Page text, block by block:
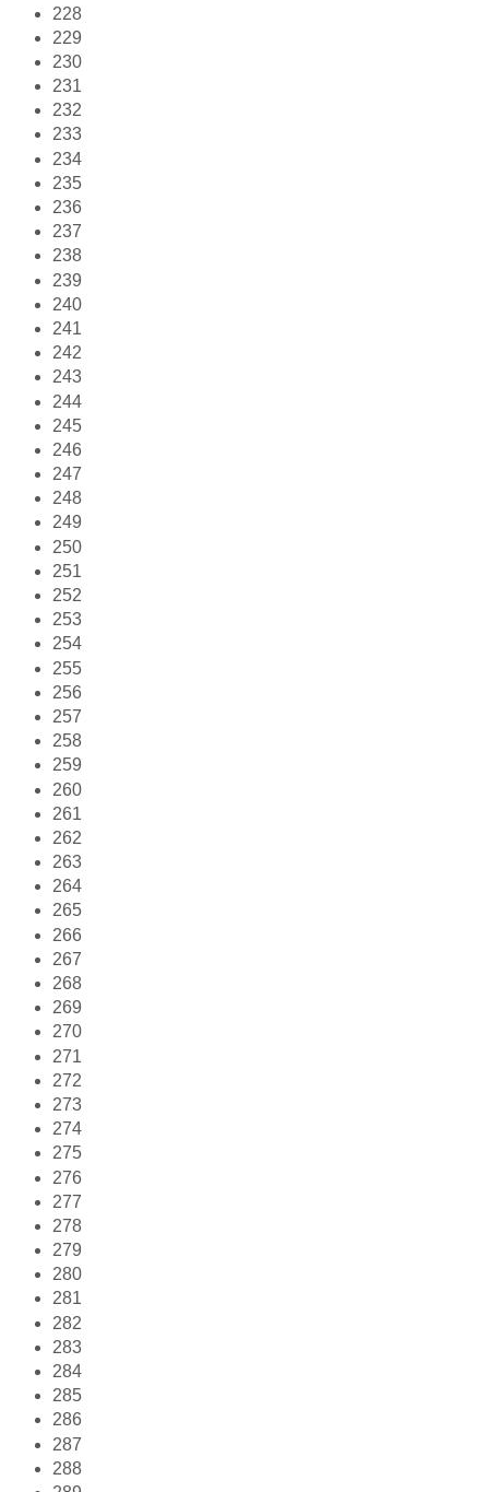
228
229
230
231
232
233
234
235
236
237
238
239
240
241
242
243
244
245
246
247
248
249
250
251
252
253
254
255
256
257
258
259
260
261
262
263
264
265
266
267
268
269
270
271
272
273
274
275
276
277
278
279
280
281
282
283
284
285
286
287
288